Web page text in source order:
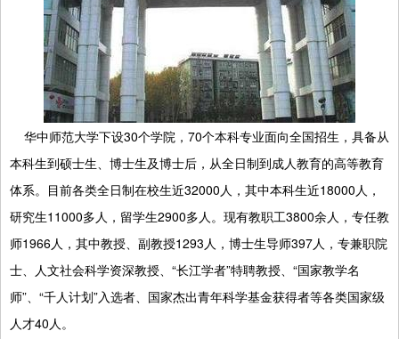
华中师范大学下设30个学院，70个本科专业面向全国招生，具备从
本科生到硕士生、博士生及博士后，从全日制到成人教育的高等教育
体系。目前各类全日制在校生近32000人，其中本科生近18000人，
研究生11000多人，留学生2900多人。现有教职工3800余人，专任教
师1966人，其中教授、副教授1293人，博士生导师397人，专兼职院
士、人文社会科学资深教授、“长江学者”特聘教授、“国家教学名
师”、“千人计划”入选者、国家杰出青年科学基金获得者等各类国家级
人才40人。